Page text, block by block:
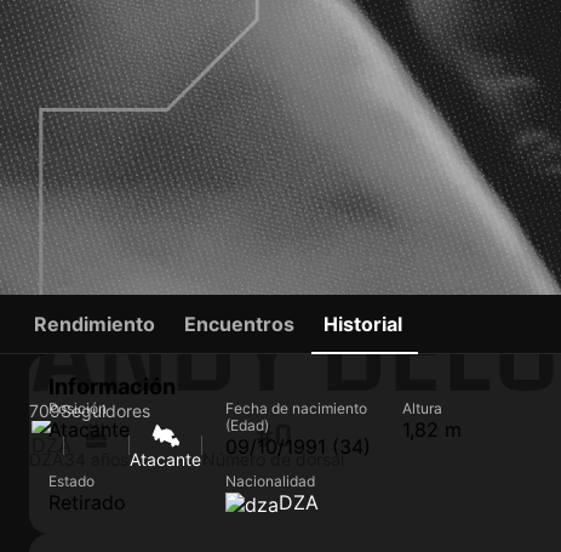
ANDY
709Seguidores
Atacante
#0
Número de dorsal
Rendimiento Encuentros Historial
Información
Posición
Atacante
Fecha de nacimiento
(Edad)
09/10/1991 (34)
Altura
1,82 m
Estado
Retirado
Nacionalidad
DZA